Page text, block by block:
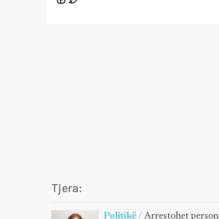
Tjera:
Politikë /Arrestohet